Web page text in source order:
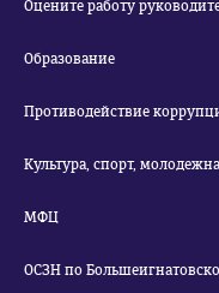
Оцените работу
Образование
Противодействие
Культура, спорт,
МФЦ
ОСЗН по